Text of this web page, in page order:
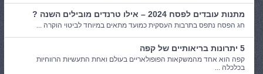
מתנות עובדים לפסח 2024 – אילו טרנדים מובילים השנה ?
חג הפסח נתפס בתרבות העסקית כמועד מתאים במיוחד לביטוי הוקרה ...
5 יתרונות בריאותיים של קפה
קפה הוא אחד מהמשקאות הפופולאריים בעולם ואחת התעשיות הרווחיות
בכלכלה ...